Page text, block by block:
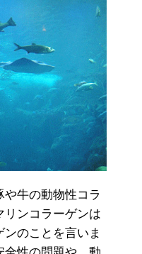
牛の動物性コラ
リンコラーゲンは
のことを言いま